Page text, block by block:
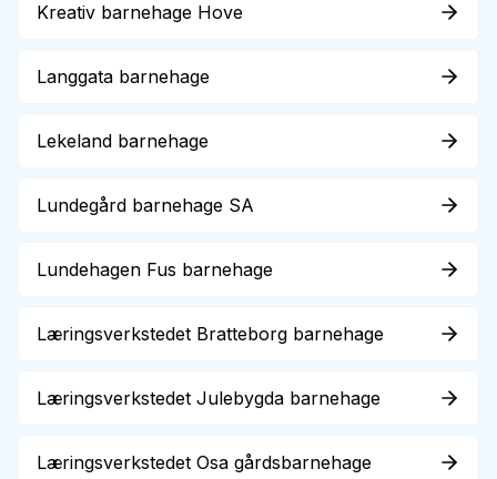
Kreativ barnehage Hove
Langgata barnehage
Lekeland barnehage
Lundegård barnehage SA
Lundehagen Fus barnehage
Læringsverkstedet Bratteborg barnehage
Læringsverkstedet Julebygda barnehage
Læringsverkstedet Osa gårdsbarnehage